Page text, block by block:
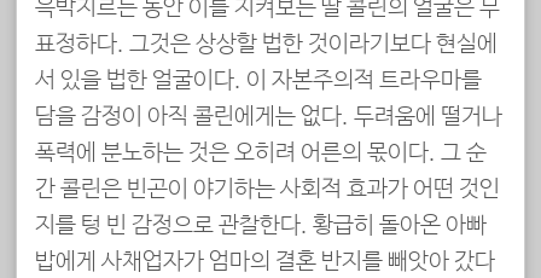
윽박지르는 동안 이를 지켜보는 딸 콜린의 얼굴은 무
표정하다. 그것은 상상할 법한 것이라기보다 현실에
서 있을 법한 얼굴이다. 이 자본주의적 트라우마를
담을 감정이 아직 콜린에게는 없다. 두려움에 떨거나
폭력에 분노하는 것은 오히려 어른의 몫이다. 그 순
간 콜린은 빈곤이 야기하는 사회적 효과가 어떤 것인
지를 텅 빈 감정으로 관찰한다. 황급히 돌아온 아빠
밥에게 사채업자가 엄마의 결혼 반지를 빼앗아 갔다